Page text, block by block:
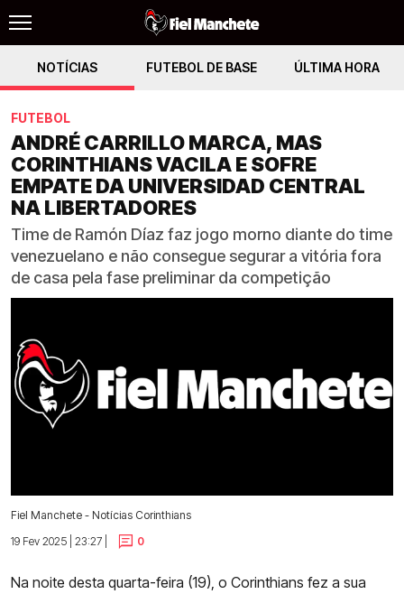
NOTÍCIAS FUTEBOL DE BASE ÚLTIMA HORA
FUTEBOL
ANDRÉ CARRILLO MARCA, MAS
CORINTHIANS VACILA E SOFRE
EMPATE DA UNIVERSIDAD CENTRAL
NA LIBERTADORES
Time de Ramón Díaz faz jogo morno diante do time
venezuelano e não consegue segurar a vitória fora
de casa pela fase preliminar da competição
Fiel Manchete - Notícias Corinthians
19 Fev 2025 | 23:27 |
0
Na noite desta quarta-feira (19), o Corinthians fez a sua